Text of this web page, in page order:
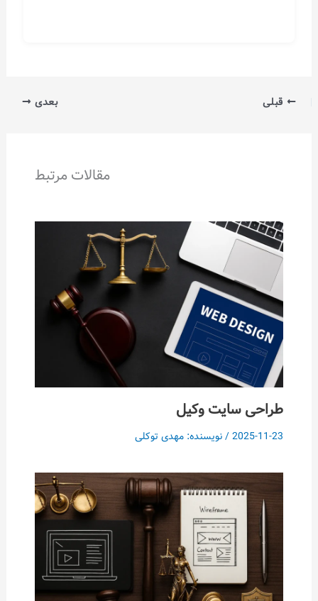
قبلی بعدی
مقالات مرتبط
طراحی سایت وکیل
2025-11-23/ نویسنده: مهدی توکلی